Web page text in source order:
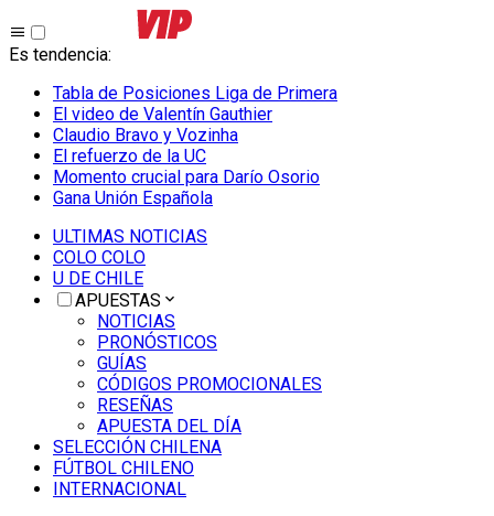
Es tendencia:
Tabla de Posiciones Liga de Primera
El video de Valentín Gauthier
Claudio Bravo y Vozinha
El refuerzo de la UC
Momento crucial para Darío Osorio
Gana Unión Española
ULTIMAS NOTICIAS
COLO COLO
U DE CHILE
APUESTAS
NOTICIAS
PRONÓSTICOS
GUÍAS
CÓDIGOS PROMOCIONALES
RESEÑAS
APUESTA DEL DÍA
SELECCIÓN CHILENA
FÚTBOL CHILENO
INTERNACIONAL